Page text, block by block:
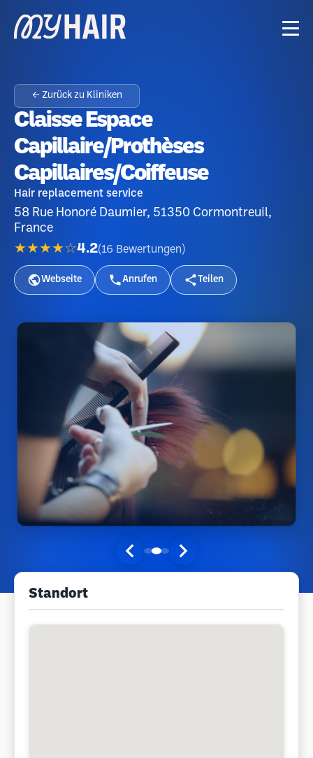
← Zurück zu Kliniken
Claisse Espace
Capillaire/Prothèses
Capillaires/coiffeuse
Hair replacement service
58 Rue Honoré Daumier, 51350 Cormontreuil,
France
★★★★☆4.2(16 Bewertungen )
Webseite Anrufen Teilen
Standort